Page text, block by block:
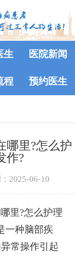
生 医院新闻
程 预约医生
哪里?怎么护
作?
：2025-06-10
里?怎么护理
一种脑部疾
常操作引起